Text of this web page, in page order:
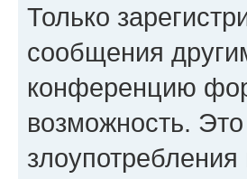
Только
сообщения
конференцию
возможность.